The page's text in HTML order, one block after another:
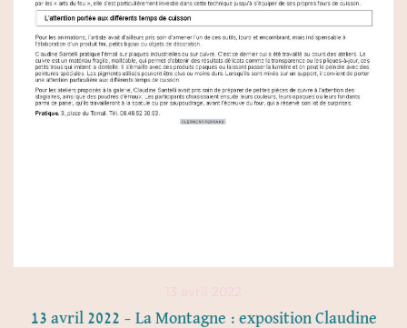
13 avril 2022
13 avril 2022 – La Montagne : exposition Claudine